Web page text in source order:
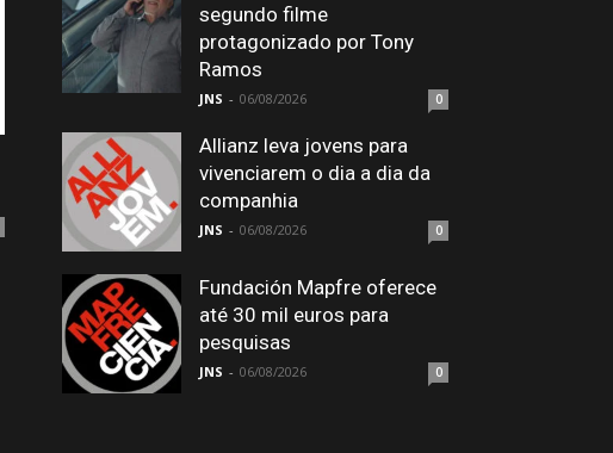
segundo filme
protagonizado por Tony
Ramos
JNS - 06/08/2026 0
Allianz leva jovens para
vivenciarem o dia a dia da
companhia
JNS - 06/08/2026 0
Fundación Mapfre oferece
até 30 mil euros para
pesquisas
JNS - 06/08/2026 0